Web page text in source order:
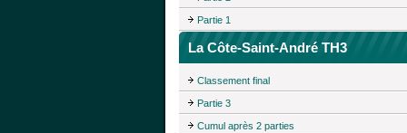
Partie 1
La Côte-Saint-André TH3
Classement final
Partie 3
Cumul après 2 parties